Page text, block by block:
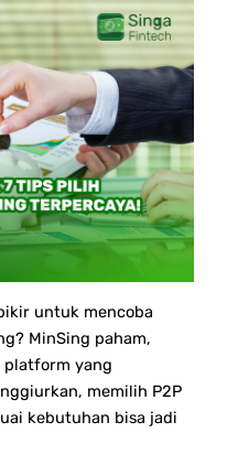
untuk mencoba
MinSing paham,
platform yang
memilih P2P
kebutuhan bisa jadi